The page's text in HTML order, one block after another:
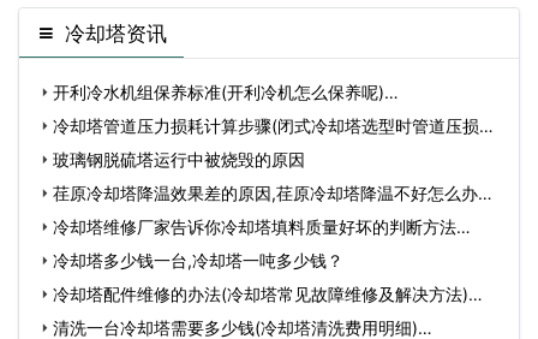
冷却塔资讯
开利冷水机组保养标准(开利冷机怎么保养呢)…
冷却塔管道压力损耗计算步骤(闭式冷却塔选型时管道压损的
测…玻璃钢脱硫塔运行中被烧毁的原因
荏原冷却塔降温效果差的原因,荏原冷却塔降温不好怎么办…
冷却塔维修厂家告诉你冷却塔填料质量好坏的判断方法…
冷却塔多少钱一台,冷却塔一吨多少钱？
冷却塔配件维修的办法(冷却塔常见故障维修及解决方法)…
清洗一台冷却塔需要多少钱(冷却塔清洗费用明细)…